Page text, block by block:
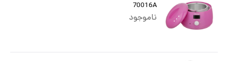
70016A
ناموجود